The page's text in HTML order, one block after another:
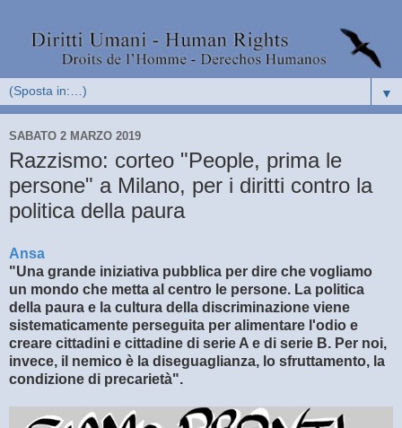
▼
SABATO 2 MARZO 2019
Razzismo: corteo "People, prima le
persone" a Milano, per i diritti contro la
politica della paura
Ansa
"Una grande iniziativa pubblica per dire che vogliamo
un mondo che metta al centro le persone. La politica
della paura e la cultura della discriminazione viene
sistematicamente perseguita per alimentare l'odio e
creare cittadini e cittadine di serie A e di serie B. Per noi,
invece, il nemico è la diseguaglianza, lo sfruttamento, la
condizione di precarietà".